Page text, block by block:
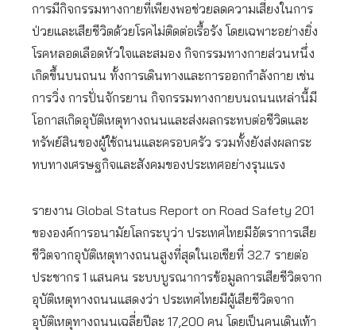
การมีกิจกรรมทางกายที่เพียงพอช่วยลดความเสี่ยงในการ
ป่วยและเสียชีวิตด้วยโรคไม่ติดต่อเรื้อรัง โดยเฉพาะอย่างยิ่ง
โรคหลอดเลือดหัวใจและสมอง กิจกรรมทางกายส่วนหนึ่ง
เกิดขึ้นบนถนน ทั้งการเดินทางและการออกกำลังกาย เช่น
การวิ่ง การปั่นจักรยาน กิจกรรมทางกายบนถนนเหล่านี้มี
โอกาสเกิดอุบัติเหตุทางถนนและส่งผลกระทบต่อชีวิตและ
ทรัพย์สินของผู้ใช้ถนนและครอบครัว รวมทั้งยังส่งผลกระ
ทบทางเศรษฐกิจและสังคมของประเทศอย่างรุนแรง
รายงาน Global Status Report on Road Safety 201
ขององค์การอนามัยโลกระบุว่า ประเทศไทยมีอัตราการเสีย
ชีวิตจากอุบัติเหตุทางถนนสูงที่สุดในเอเชียที่ 32.7 รายต่อ
ประชากร 1 แสนคน ระบบบูรณาการข้อมูลการเสียชีวิตจาก
อุบัติเหตุทางถนนแสดงว่า ประเทศไทยมีผู้เสียชีวิตจาก
อุบัติเหตุทางถนนเฉลี่ยปีละ 17,200 คน โดยเป็นคนเดินเท้า